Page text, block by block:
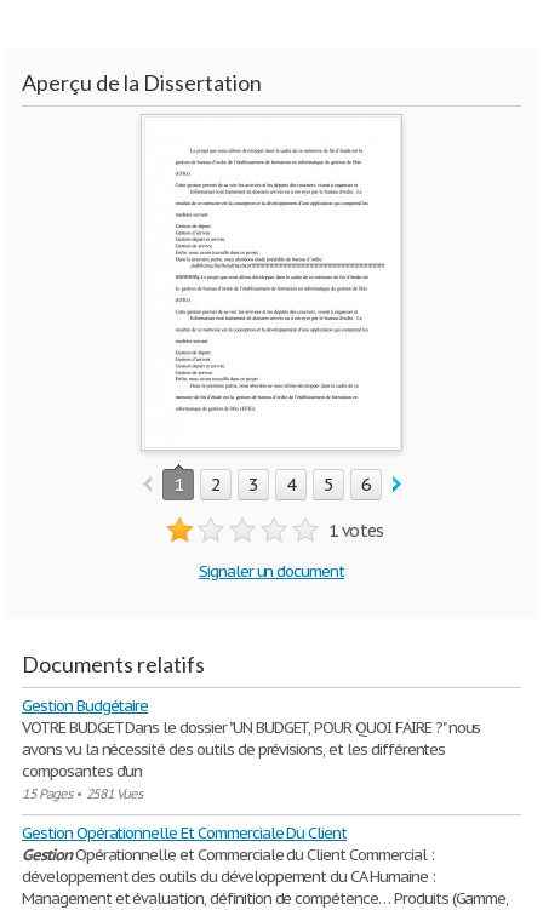
Aperçu de la Dissertation
1 2 3 4 5 6 7
1 votes
Signaler un document
Documents relatifs
Gestion Budgétaire
VOTRE BUDGET Dans le dossier "UN BUDGET, POUR QUOI FAIRE ?" nous
avons vu la nécessité des outils de prévisions, et les différentes
composantes d'un
15 Pages• 2581 Vues
Gestion Opérationnelle Et Commerciale Du Client
GestionOpérationnelle et Commerciale du Client Commercial :
développement des outils du développement du CA Humaine :
Management et évaluation, définition de compétence… Produits (Gamme,